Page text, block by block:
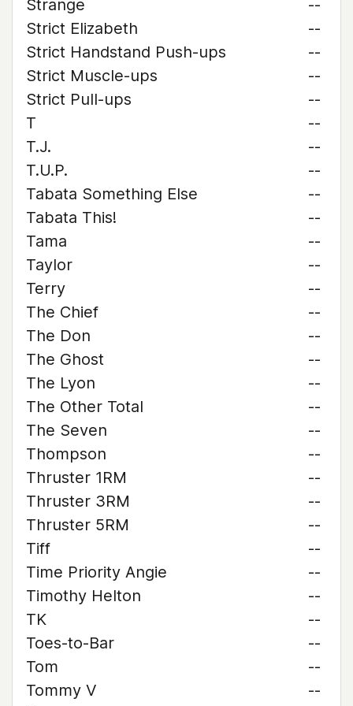
Strange
--
Strict Elizabeth
--
Strict Handstand Push-ups
--
Strict Muscle-ups
--
Strict Pull-ups
--
T
--
T.J.
--
T.U.P.
--
Tabata Something Else
--
Tabata This!
--
Tama
--
Taylor
--
Terry
--
The Chief
--
The Don
--
The Ghost
--
The Lyon
--
The Other Total
--
The Seven
--
Thompson
--
Thruster 1RM
--
Thruster 3RM
--
Thruster 5RM
--
Tiff
--
Time Priority Angie
--
Timothy Helton
--
TK
--
Toes-to-Bar
--
Tom
--
Tommy V
--